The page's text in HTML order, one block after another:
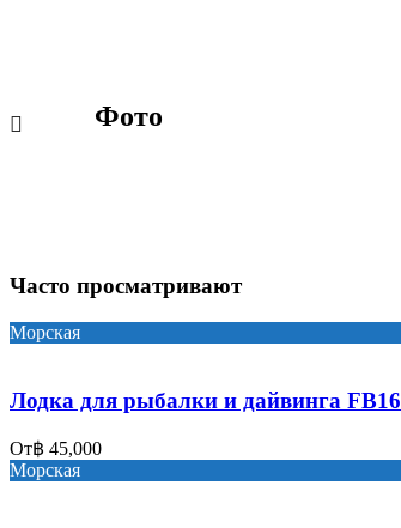
Фото
Часто просматривают
Морская
Лодка для рыбалки и дайвинга FB16
От฿ 45,000
Морская